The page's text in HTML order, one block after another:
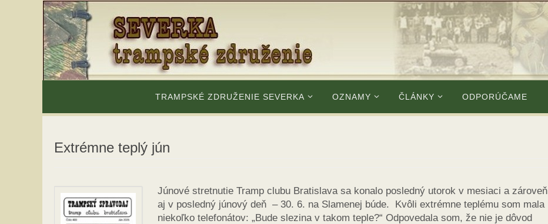
TRAMPSKÉ ZDRUŽENIE SEVERKA OZNAMY ČLÁNKY ODPORÚČAME
Extrémne teplý jún
Júnové stretnutie Tramp clubu Bratislava sa konalo posledný utorok v mesiaci a zároveň
aj v posledný júnový deň – 30. 6. na Slamenej búde. Kvôli extrémne teplému som mala
niekoľko telefonátov: „Bude slezina v takom teple?“ Odpovedala som, že nie je dôvod